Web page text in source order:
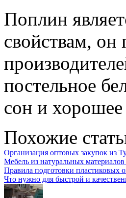
Поплин
свойствам, он
постельное
сон и хорошее
Похожие
Организация оптовых закупок из
Мебель из натуральных
Правила подготовки пластиковых
Что нужно для быстрой и